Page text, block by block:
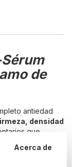
de
antiedad
densidad
que
de la piel y
Acerca de